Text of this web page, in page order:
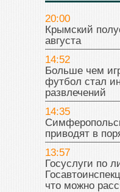
20:00
Крымский
августа
14:52
Больше чем
футбол стал
развлечений
14:35
приводят в
13:57
Госуслуги по
что можно